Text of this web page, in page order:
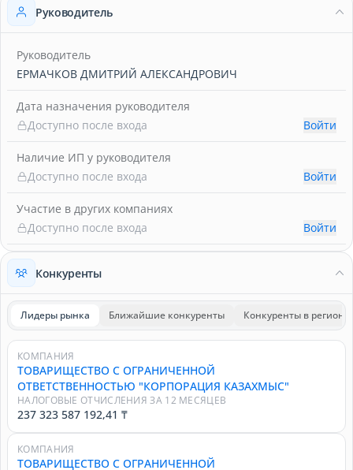
Руководитель
Руководитель
ЕРМАЧКОВ ДМИТРИЙ АЛЕКСАНДРОВИЧ
Дата назначения руководителя
Доступно после входа
Войти
Наличие ИП у руководителя
Доступно после входа
Войти
Участие в других компаниях
Доступно после входа
Войти
Конкуренты
Лидеры рынка Ближайшие конкуренты Конкуренты в регионе
КОМПАНИЯ
ТОВАРИЩЕСТВО С ОГРАНИЧЕННОЙ
ОТВЕТСТВЕННОСТЬЮ "КОРПОРАЦИЯ КАЗАХМЫС"
НАЛОГОВЫЕ ОТЧИСЛЕНИЯ ЗА 12 МЕСЯЦЕВ
237 323 587 192,41 ₸
КОМПАНИЯ
ТОВАРИЩЕСТВО С ОГРАНИЧЕННОЙ